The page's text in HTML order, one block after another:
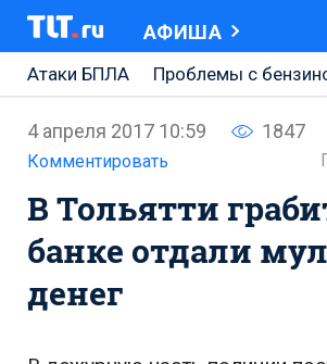
АФИША
Атаки БПЛА
Проблемы с
Ремонт Центральной площади
Ремонт Обводного шоссе
Набережная Тольятти
Неделя Тольятти
4 апреля 2017 10:59 1847
Комментировать
В Тольятти
банке отдали
денег